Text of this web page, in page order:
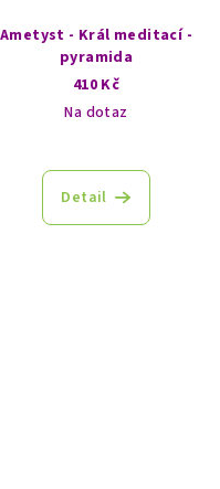
Ametyst - Král meditací -
pyramida
410 Kč
Na dotaz
hodnocení
produktu
Detail